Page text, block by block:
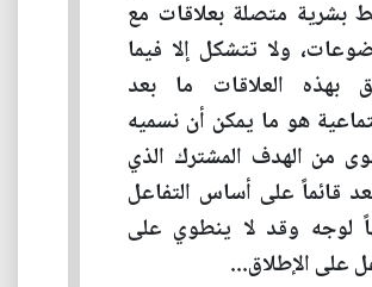
بشرية متصلة بعلاقات مع
ولا تتشكل إلا فيما
بهذه العلاقات ما بعد
هو ما يمكن أن نسميه
من الهدف المشترك الذي
قائماً على أساس التفاعل
لوجه وقد لا ينطوي على
على الإطلاق...